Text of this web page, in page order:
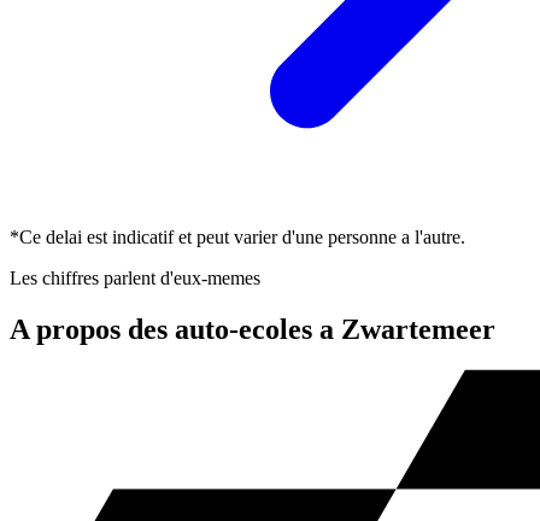
*Ce delai est indicatif et peut varier d'une personne a l'autre.
Les chiffres parlent d'eux-memes
A propos des auto-ecoles a Zwartemeer